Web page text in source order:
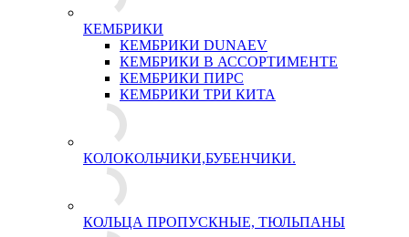
КЕМБРИКИ
КЕМБРИКИ DUNAEV
КЕМБРИКИ В АССОРТИМЕНТЕ
КЕМБРИКИ ПИРС
КЕМБРИКИ ТРИ КИТА
КОЛОКОЛЬЧИКИ,БУБЕНЧИКИ.
КОЛЬЦА ПРОПУСКНЫЕ, ТЮЛЬПАНЫ